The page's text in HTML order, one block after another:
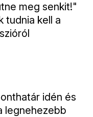
meg senkit!"
tudnia kell a
idén és
legnehezebb